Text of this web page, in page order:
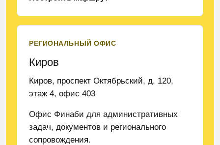
РЕГИОНАЛЬНЫЙ ОФИС
Киров
Киров, проспект Октябрьский, д. 120,
этаж 4, офис 403
Офис Финаби для административных
задач, документов и регионального
сопровождения.